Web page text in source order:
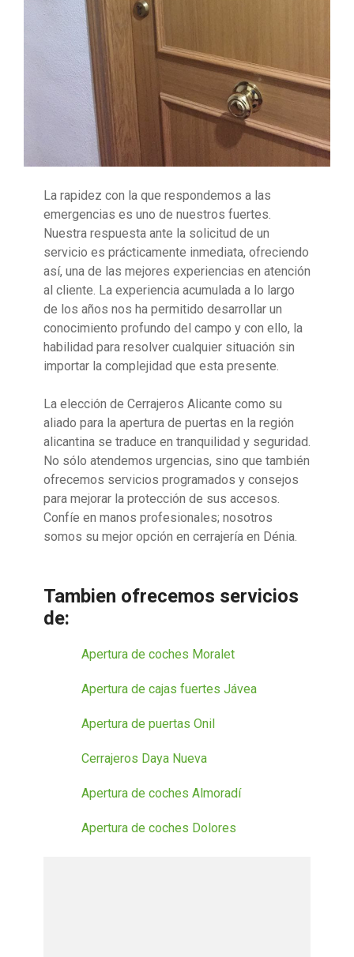
La rapidez con la que respondemos a las
emergencias es uno de nuestros fuertes.
Nuestra respuesta ante la solicitud de un
servicio es prácticamente inmediata, ofreciendo
así, una de las mejores experiencias en atención
al cliente. La experiencia acumulada a lo largo
de los años nos ha permitido desarrollar un
conocimiento profundo del campo y con ello, la
habilidad para resolver cualquier situación sin
importar la complejidad que esta presente.
La elección de Cerrajeros Alicante como su
aliado para la apertura de puertas en la región
alicantina se traduce en tranquilidad y seguridad.
No sólo atendemos urgencias, sino que también
ofrecemos servicios programados y consejos
para mejorar la protección de sus accesos.
Confíe en manos profesionales; nosotros
somos su mejor opción en cerrajería en Dénia.
Tambien ofrecemos servicios
de:
Apertura de coches Moralet
Apertura de cajas fuertes Jávea
Apertura de puertas Onil
Cerrajeros Daya Nueva
Apertura de coches Almoradí
Apertura de coches Dolores